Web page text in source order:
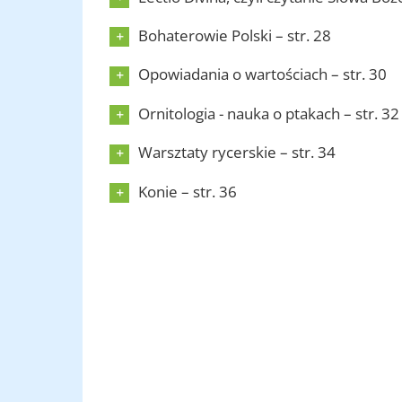
Bohaterowie Polski – str. 28
Opowiadania o wartościach – str. 30
Ornitologia - nauka o ptakach – str. 32
Warsztaty rycerskie – str. 34
Konie – str. 36